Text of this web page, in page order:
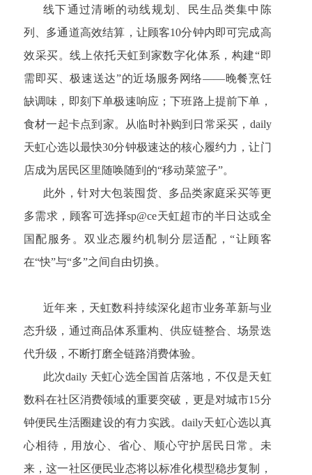
线下通过清晰的动线规划、民生品类集中陈
列、多通道高效结算，让顾客10分钟内即可完成高
效采买。线上依托天虹到家数字化体系，构建“即
需即买、极速送达”的近场服务网络——晚餐烹饪
缺调味，即刻下单极速响应；下班路上提前下单，
食材一起卡点到家。从临时补购到日常采买，daily
天虹心选以最快30分钟极速达的核心履约力，让门
店成为居民区里随唤随到的“移动菜篮子”。
此外，针对大包装囤货、多品类家庭采买等更
多需求，顾客可选择sp@ce天虹超市的半日达或全
国配服务。双业态履约机制分层适配，“让顾客
在“快”与“多”之间自由切换。
近年来，天虹数科持续深化超市业务革新与业
态升级，通过商品体系重构、供应链整合、场景迭
代升级，不断打磨全链路消费体验。
此次daily 天虹心选全国首店落地，不仅是天虹
数科在社区消费领域的重要突破，更是对城市15分
钟便民生活圈建设的有力实践。daily天虹心选以真
心相待，用放心、省心、顺心守护居民日常。未
来，这一社区便民业态将以标准化模型稳步复制，